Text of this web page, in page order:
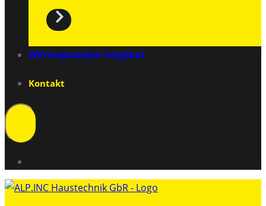
Wärmepumpen-Angebot
Kontakt